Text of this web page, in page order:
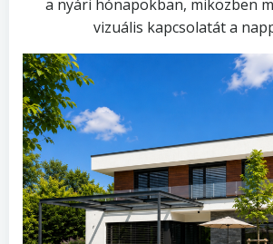
a nyári hónapokban, miközben
vizuális kapcsolatát a